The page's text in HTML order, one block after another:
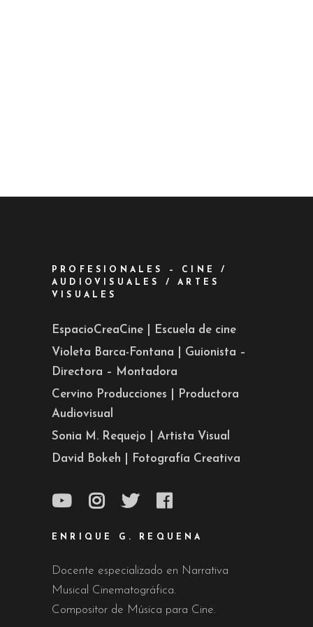
PROFESIONALES – CINE /
AUDIOVISUALES / ARTES
VISUALES
EspacioCreaCine | Escuela de cine
Violeta Barca-Fontana | Guionista –
Directora – Montadora
Cervino Producciones | Productora
Audiovisual
Sonia M. Requejo | Artista Visual
David Bokeh | Fotografía Creativa
ENRIQUE G. REQUENA
Docente especializado en Narrativa
Musical Cinematográfica.
Compositor de Música para Cine.